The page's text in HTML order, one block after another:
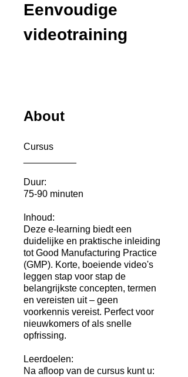
Eenvoudige
videotraining
About
Cursus
Duur:
75-90 minuten
Inhoud:
Deze e-learning biedt een
duidelijke en praktische inleiding
tot Good Manufacturing Practice
(GMP). Korte, boeiende video's
leggen stap voor stap de
belangrijkste concepten, termen
en vereisten uit – geen
voorkennis vereist. Perfect voor
nieuwkomers of als snelle
opfrissing.
Leerdoelen:
Na afloop van de cursus kunt u: